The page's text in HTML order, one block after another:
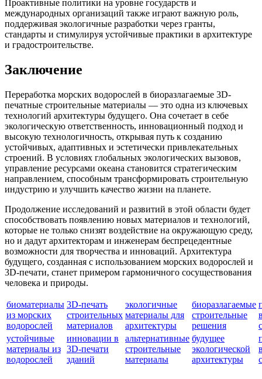
Проактивные политики на уровне государств и
международных организаций также играют важную роль,
поддерживая экологичные разработки через гранты,
стандарты и стимулируя устойчивые практики в архитектуре
и градостроительстве.
Заключение
Переработка морских водорослей в биоразлагаемые 3D-
печатные строительные материалы — это одна из ключевых
технологий архитектуры будущего. Она сочетает в себе
экологическую ответственность, инновационный подход и
высокую технологичность, открывая путь к созданию
устойчивых, адаптивных и эстетически привлекательных
строений. В условиях глобальных экологических вызовов,
управление ресурсами океана становится стратегическим
направлением, способным трансформировать строительную
индустрию и улучшить качество жизни на планете.
Продолжение исследований и развитий в этой области будет
способствовать появлению новых материалов и технологий,
которые не только снизят воздействие на окружающую среду,
но и дадут архитекторам и инженерам беспрецедентные
возможности для творчества и инноваций. Архитектура
будущего, созданная с использованием морских водорослей и
3D-печати, станет примером гармоничного сосуществования
человека и природы.
биоматериалы
из морских
водорослей
3D-печать
строительных
материалов
экологичные
материалы для
архитектуры
биоразлагаемые
строительные
решения
устойчивые
материалы из
водорослей
инновации в
3D-печати
зданий
альтернативные
строительные
материалы
будущее
экологической
архитектуры